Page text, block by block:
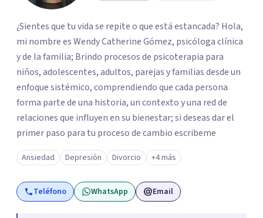
¿Sientes que tu vida se repite o que está estancada? Hola,
mi nombre es Wendy Catherine Gómez, psicóloga clínica
y de la familia; Brindo procesos de psicoterapia para
niños, adolescentes, adultos, parejas y familias desde un
enfoque sistémico, comprendiendo que cada persona
forma parte de una historia, un contexto y una red de
relaciones que influyen en su bienestar; si deseas dar el
primer paso para tu proceso de cambio escribeme
Ansiedad Depresión Divorcio +4 más
Teléfono WhatsApp Email